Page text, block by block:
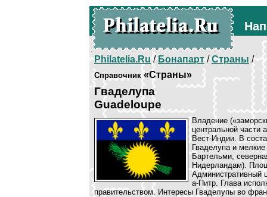
Philatelia.Ru/Бонапарт/Страны /
Справочник«Страны»
Гваделупа
Guadeloupe
Владение
центральной части
Вест-Индии. В
Гваделупа и
Бартельми,
Нидерландам).
Административный
а-Питр. Глава
правительством. Интересы Гваделупы во